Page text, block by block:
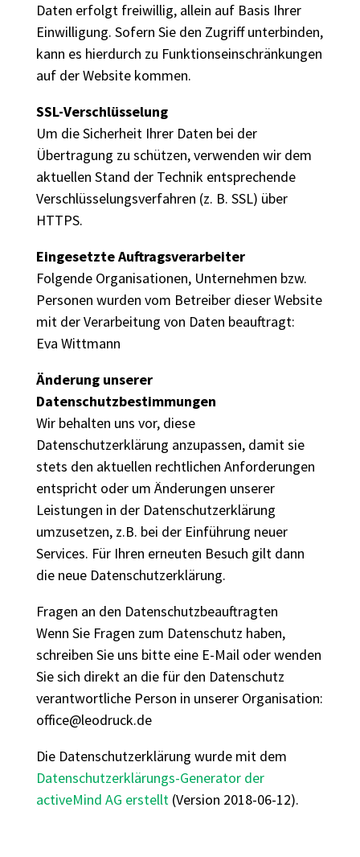
Daten erfolgt freiwillig, allein auf Basis Ihrer
Einwilligung. Sofern Sie den Zugriff unterbinden,
kann es hierdurch zu Funktionseinschränkungen
auf der Website kommen.
SSL-Verschlüsselung
Um die Sicherheit Ihrer Daten bei der
Übertragung zu schützen, verwenden wir dem
aktuellen Stand der Technik entsprechende
Verschlüsselungsverfahren (z. B. SSL) über
HTTPS.
Eingesetzte Auftragsverarbeiter
Folgende Organisationen, Unternehmen bzw.
Personen wurden vom Betreiber dieser Website
mit der Verarbeitung von Daten beauftragt:
Eva Wittmann
Änderung unserer
Datenschutzbestimmungen
Wir behalten uns vor, diese
Datenschutzerklärung anzupassen, damit sie
stets den aktuellen rechtlichen Anforderungen
entspricht oder um Änderungen unserer
Leistungen in der Datenschutzerklärung
umzusetzen, z.B. bei der Einführung neuer
Services. Für Ihren erneuten Besuch gilt dann
die neue Datenschutzerklärung.
Fragen an den Datenschutzbeauftragten
Wenn Sie Fragen zum Datenschutz haben,
schreiben Sie uns bitte eine E-Mail oder wenden
Sie sich direkt an die für den Datenschutz
verantwortliche Person in unserer Organisation:
office@leodruck.de
Die Datenschutzerklärung wurde mit dem
Datenschutzerklärungs-Generator der
activeMind AG erstellt(Version 2018-06-12).